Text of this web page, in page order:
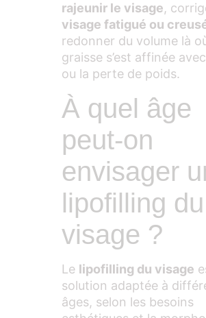
rajeunir le visage,
visage fatigué ou
redonner du volume là
graisse s’est affinée avec
ou la perte de poids.
À quel âge
peut-on
envisager
lipofilling du
visage ?
Le lipofilling du visage
solution adaptée à
âges, selon les besoins